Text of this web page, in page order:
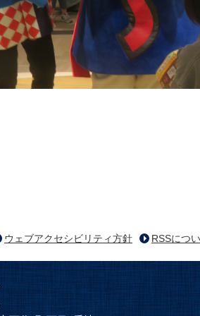
ウェブアクセシビリティ方針 RSSにつ